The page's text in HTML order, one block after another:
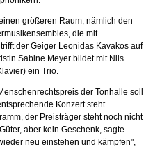
größeren Raum, nämlich den
die mit
der Geiger Leonidas Kavakos auf
Sabine Meyer bildet mit Nils
ein Trio.
der Tonhalle soll
Konzert steht
der Preisträger steht noch nicht
aber kein Geschenk, sagte
neu einstehen und kämpfen",